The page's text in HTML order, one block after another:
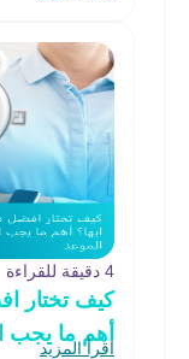
4 دقيقة للقراءة
كيف تختار
أهم ما يجب
اقرأ المزيد